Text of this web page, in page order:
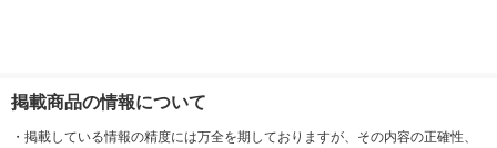
掲載商品の情報について
・ 掲載している情報の精度には万全を期しておりますが、その内容の正確性、